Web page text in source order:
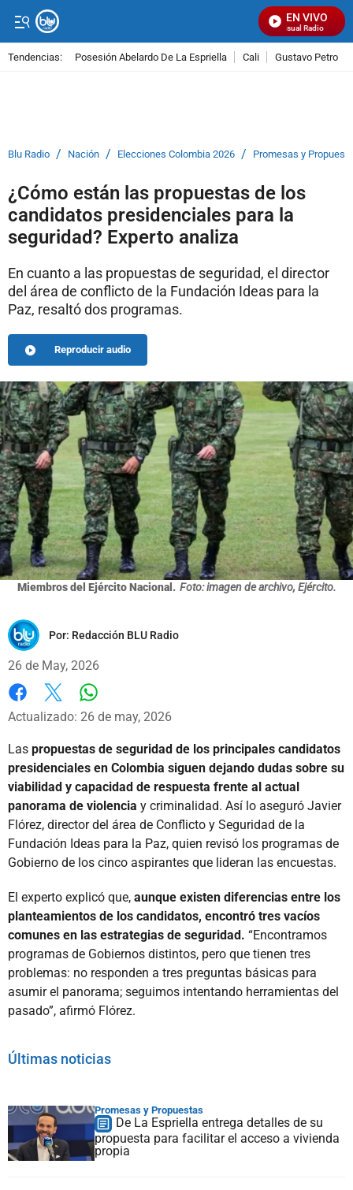
EN VIVO
Señal Visual Radio
Tendencias: Posesión Abelardo De La Espriella Cali Gustavo Petro
Blu Radio / Nación / Elecciones Colombia 2026 / Promesas y
¿Cómo están las propuestas de los
candidatos presidenciales para la
seguridad? Experto analiza
En cuanto a las propuestas de seguridad, el director
del área de conflicto de la Fundación Ideas para la
Paz, resaltó dos programas.
Reproducir audio
Miembros del Ejército Nacional. Foto: imagen de archivo, Ejército.
Por: Redacción BLU Radio
26 de May, 2026
Facebook
X
Actualizado: 26 de may, 2026
Las propuestas de seguridad de los principales candidatos
presidenciales en Colombia siguen dejando dudas sobre su
viabilidad y capacidad de respuesta frente al actual
panorama de violencia y criminalidad. Así lo aseguró Javier
Flórez, director del área de Conflicto y Seguridad de la
Fundación Ideas para la Paz, quien revisó los programas de
Gobierno de los cinco aspirantes que lideran las encuestas.
El experto explicó que, aunque existen diferencias entre los
planteamientos de los candidatos, encontró tres vacíos
comunes en las estrategias de seguridad. “Encontramos
programas de Gobiernos distintos, pero que tienen tres
problemas: no responden a tres preguntas básicas para
asumir el panorama; seguimos intentando herramientas del
pasado”, afirmó Flórez.
Últimas noticias
Promesas y Propuestas
De La Espriella entrega detalles de su
propuesta para facilitar el acceso a vivienda
propia